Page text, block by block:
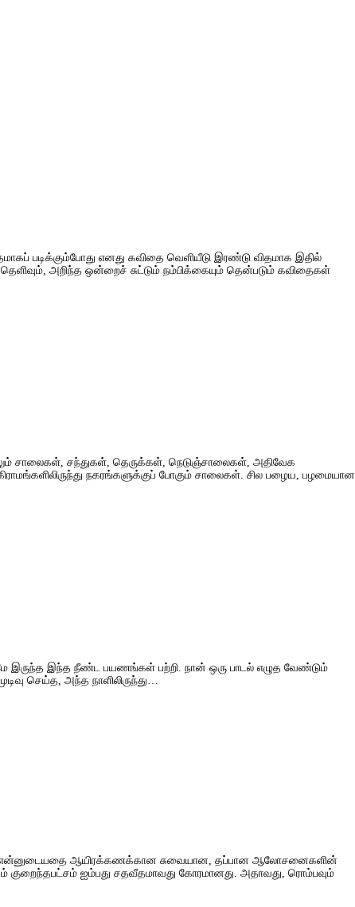
படிக்கும்போது எனது கவிதை வெளியீடு இரண்டு விதமாக இதில்
அறிந்த ஒன்றைச் சுட்டும் நம்பிக்கையும் தென்படும் கவிதைகள்
சாலைகள், சந்துகள், தெருக்கள், நெடுஞ்சாலைகள், அதிவேக
நகரங்களுக்குப் போகும் சாலைகள். சில பழைய, பழமையான
இருந்த இந்த நீண்ட பயணங்கள் பற்றி. நான் ஒரு பாடல் எழுத வேண்டும்
செய்த, அந்த நாளிலிருந்து…
என்னுடையதை ஆயிரக்கணக்கான சுவையான, தப்பான ஆலோசனைகளின்
ஐம்பது சதவீதமாவது கோரமானது. அதாவது, ரொம்பவும்